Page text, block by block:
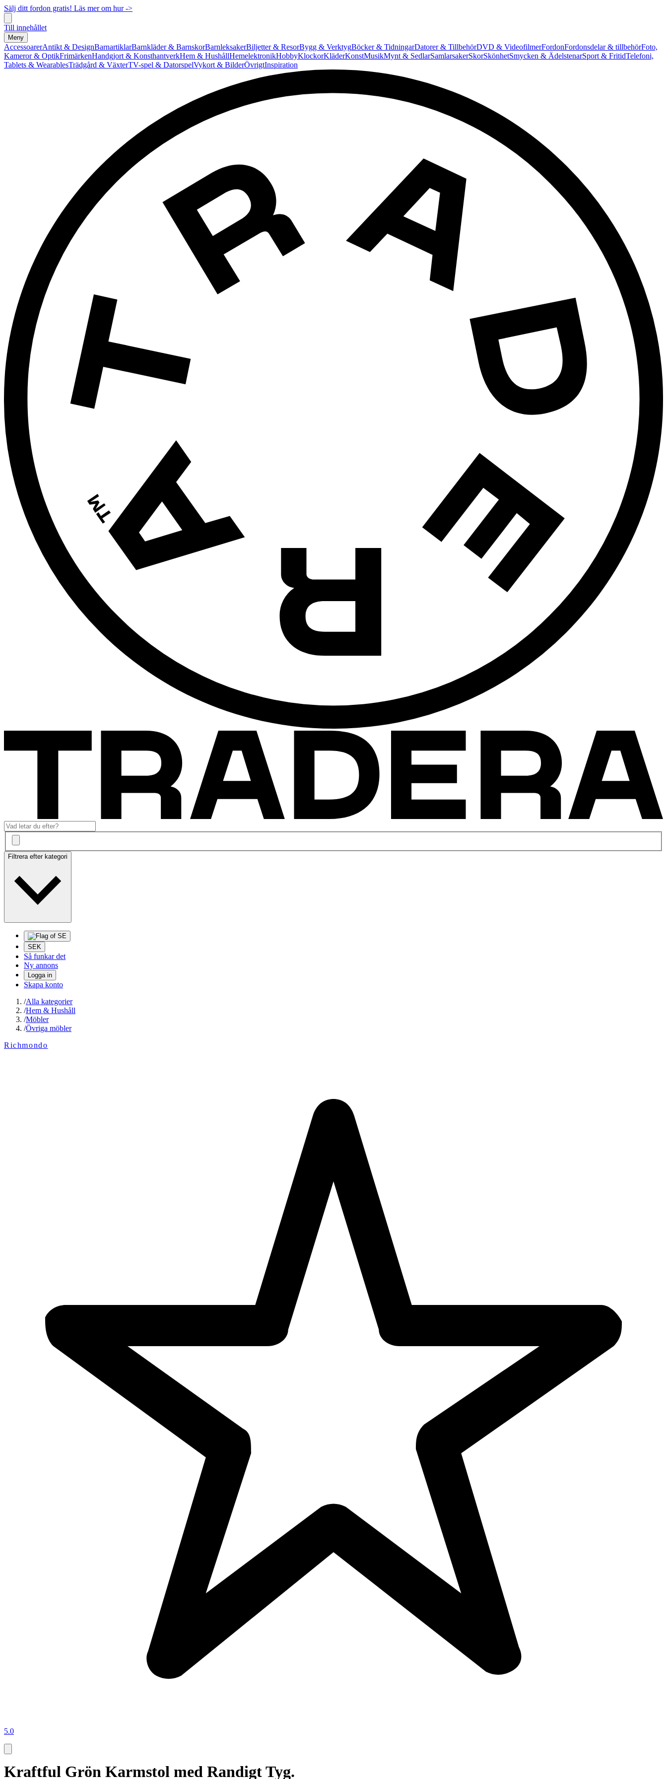
Sälj ditt fordon gratis! Läs mer om hur ->
Till innehållet
Meny
AccessoarerAntikt & DesignBarnartiklarBarnkläder & BarnskorBarnleksakerBiljetter & ResorBygg & VerktygBöcker & TidningarDatorer & TillbehörDVD & VideofilmerFordonFordonsdelar & tillbehörFoto,
Kameror & OptikFrimärkenHandgjort & KonsthantverkHem & HushållHemelektronikHobbyKlockorKläderKonstMusikMynt & SedlarSamlarsakerSkorSkönhetSmycken & ÄdelstenarSport & FritidTelefoni,
Tablets & WearablesTrädgård & VäxterTV-spel & DatorspelVykort & BilderÖvrigtInspiration
Filtrera efter kategori
SEK
Så funkar det
Ny annons
Logga in
Skapa konto
/Alla kategorier
/Hem & Hushåll
/Möbler
/Övriga möbler
Richmondo
5.0
Kraftful Grön Karmstol med Randigt Tyg.